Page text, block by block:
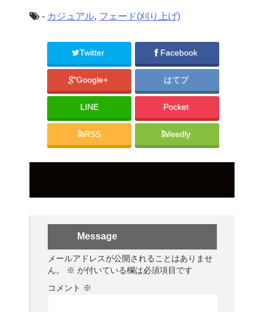
- カジュアル, フェード(刈り上げ)
Twitter Facebook
Google+ はてブ
LINE Pocket
RSS feedly
Message
メールアドレスが公開されることはありませ
ん。
※ が付いている欄は必須項目です
コメント ※